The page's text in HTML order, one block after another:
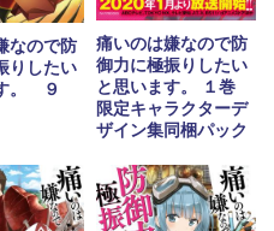
なので防
りしたい
。 ９
痛いのは嫌なので防
御力に極振りしたい
と思います。 １巻
限定キャラクターデ
ザイン集同梱パック